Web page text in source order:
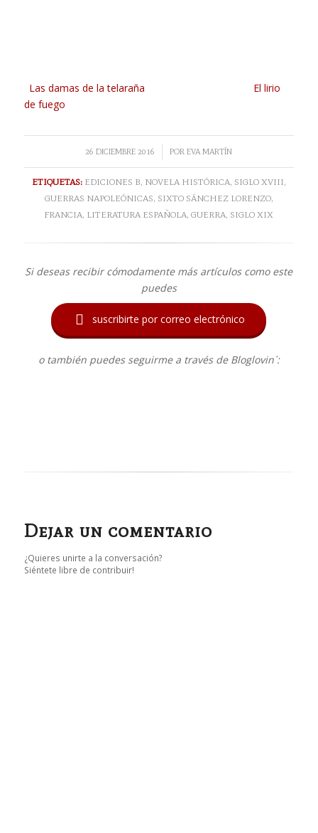
Las damas de la telaraña
El lirio
de fuego
26 DICIEMBRE 2016
/ POREVA MARTÍN
ETIQUETAS: EDICIONES B, NOVELA HISTÓRICA, SIGLO XVIII,
GUERRAS NAPOLEÓNICAS, SIXTO SÁNCHEZ LORENZO,
FRANCIA, LITERATURA ESPAÑOLA,GUERRA, SIGLO XIX
Si deseas recibir cómodamente más artículos como este
puedes
 suscribirte por correo electrónico
o también puedes seguirme a través de Bloglovin´:
Dejar un comentario
¿Quieres unirte a la conversación?
Siéntete libre de contribuir!